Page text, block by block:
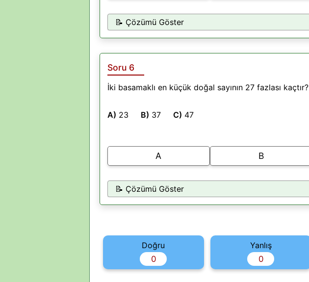
📝 Çözümü Göster
Soru 6
İki basamaklı en küçük doğal sayının 27 fazlası kaçtır?
A) 23 B) 37 C) 47
A B
📝 Çözümü Göster
Doğru
0
Yanlış
0